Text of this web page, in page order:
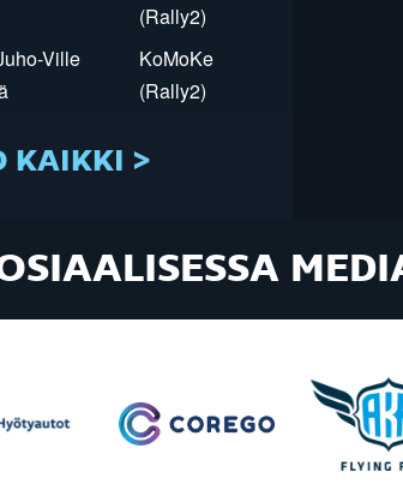
(Rally2)
Ville
KoMoKe
(Rally2)
KAIKKI >